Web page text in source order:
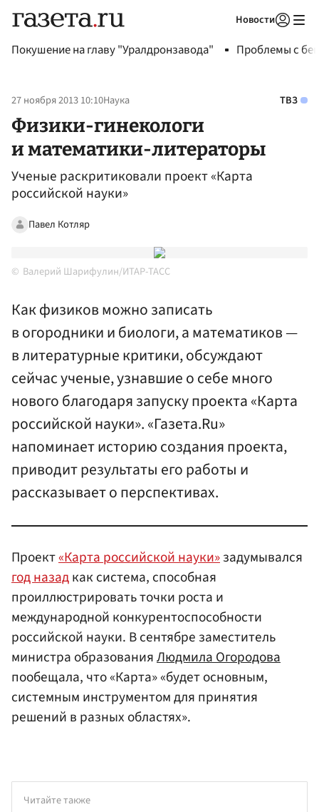
Новости
Покушение на главу "Уралдронзавода" Проблемы с
27 ноября 2013 10:10Наука ТВЗ
Физики-гинекологи
и математики-литераторы
Ученые раскритиковали проект «Карта
российской науки»
Павел Котляр
Валерий Шарифулин/ИТАР-ТАСС
Как физиков можно записать
в огородники и биологи, а математиков —
в литературные критики, обсуждают
сейчас ученые, узнавшие о себе много
нового благодаря запуску проекта «Карта
российской науки». «Газета.Ru»
напоминает историю создания проекта,
приводит результаты его работы и
рассказывает о перспективах.
Проект«Карта российской науки»задумывался
год назадкак система, способная
проиллюстрировать точки роста и
международной конкурентоспособности
российской науки. В сентябре заместитель
министра образованияЛюдмила Огородова
пообещала, что «Карта» «будет основным,
системным инструментом для принятия
решений в разных областях».
Читайте также